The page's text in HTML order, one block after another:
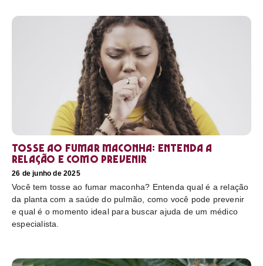
Tosse ao fumar maconha: Entenda a
relação e como prevenir
26 de junho de 2025
Você tem tosse ao fumar maconha? Entenda qual é a relação
da planta com a saúde do pulmão, como você pode prevenir
e qual é o momento ideal para buscar ajuda de um médico
especialista.